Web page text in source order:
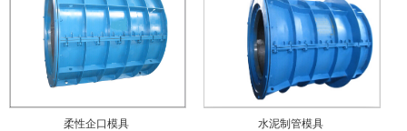
柔性企口模具 水泥制管模具